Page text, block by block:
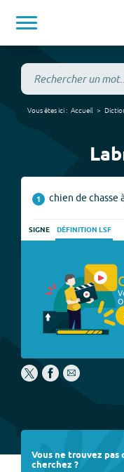
Vous êtes ici : Accueil
1 chien de chasse
SIGNE DÉFINITION LSF
Vous ne trouvez pas
cherchez ?